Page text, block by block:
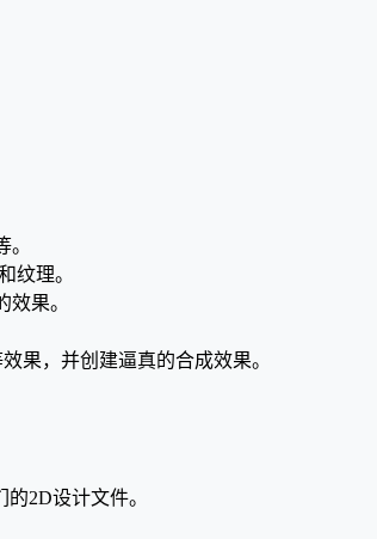
纹理。
果。
果，并创建逼真的合成效果。
2D设计文件。